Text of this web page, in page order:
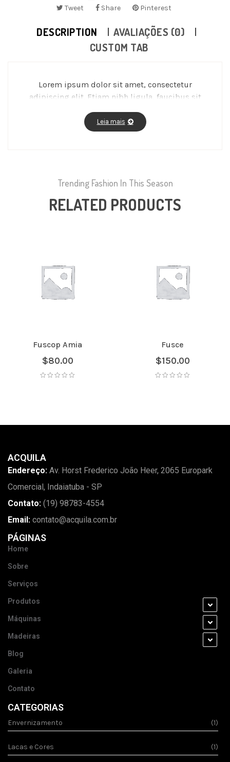
Tweet
Share Pinterest
DESCRIPTION
AVALIAÇÕES (0)
CUSTOM TAB
Lorem ipsum dolor sit amet, consectetur
adipiscing elit. Etiam nibh ligula, faucibus sit
feugiat enim, id fermentum magna.
Leia mais
Trending Fashion In This Season
RELATED PRODUCTS
Fuscop Amia
$80.00
Fusce
$150.00
ACQUILA
Endereço: Av. Horst Frederico João Heer, 2065 Europark
Comercial, Indaiatuba - SP
Contato: (19) 98783-4554
Email: contato@acquila.com.br
PÁGINAS
Home
Sobre
Serviços
Produtos
Máquinas
Madeiras
Blog
Galeria
Contato
CATEGORIAS
Envernizamento (1)
Lacas e Cores (1)